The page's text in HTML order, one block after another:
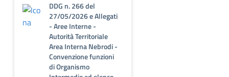
DDG n. 266 del
27/05/2026 e Allegati
- Aree Interne -
Autorità Territoriale
Area Interna Nebrodi -
Convenzione funzioni
di Organismo